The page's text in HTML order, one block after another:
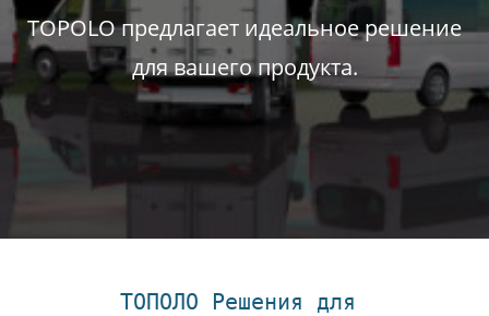
TOPOLO предлагает идеальное решение
для вашего продукта.
ТОПОЛО Решения для